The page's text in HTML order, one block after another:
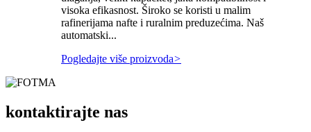
visoka efikasnost. Široko se koristi u malim
rafinerijama nafte i ruralnim preduzećima. Naš
automatski...
Pogledajte više proizvoda>
kontaktirajte nas